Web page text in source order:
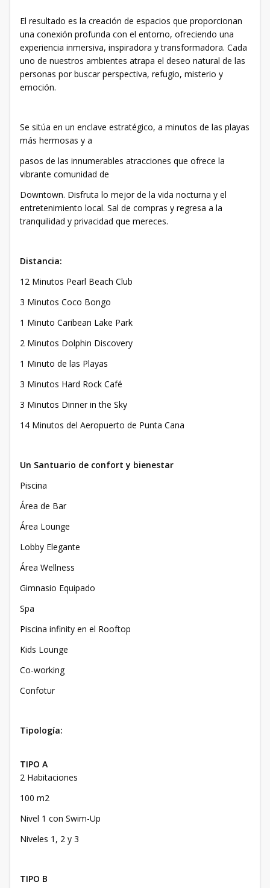
El resultado es la creación de espacios que proporcionan
una conexión profunda con el entorno, ofreciendo una
experiencia inmersiva, inspiradora y transformadora. Cada
uno de nuestros ambientes atrapa el deseo natural de las
personas por buscar perspectiva, refugio, misterio y
emoción.
Se sitúa en un enclave estratégico, a minutos de las playas
más hermosas y a
pasos de las innumerables atracciones que ofrece la
vibrante comunidad de
Downtown. Disfruta lo mejor de la vida nocturna y el
entretenimiento local. Sal de compras y regresa a la
tranquilidad y privacidad que mereces.
Distancia:
12 Minutos Pearl Beach Club
3 Minutos Coco Bongo
1 Minuto Caribean Lake Park
2 Minutos Dolphin Discovery
1 Minuto de las Playas
3 Minutos Hard Rock Café
3 Minutos Dinner in the Sky
14 Minutos del Aeropuerto de Punta Cana
Un Santuario de confort y bienestar
Piscina
Área de Bar
Área Lounge
Lobby Elegante
Área Wellness
Gimnasio Equipado
Spa
Piscina infinity en el Rooftop
Kids Lounge
Co-working
Confotur
Tipología:
TIPO A
2 Habitaciones
100 m2
Nivel 1 con Swim-Up
Niveles 1, 2 y 3
TIPO B